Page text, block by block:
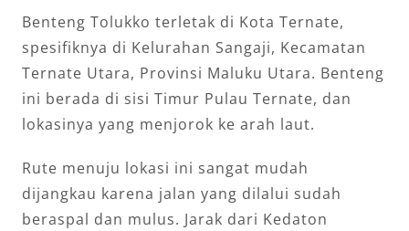
Benteng Tolukko terletak di Kota Ternate,
spesifiknya di Kelurahan Sangaji, Kecamatan
Ternate Utara, Provinsi Maluku Utara. Benteng
ini berada di sisi Timur Pulau Ternate, dan
lokasinya yang menjorok ke arah laut.
Rute menuju lokasi ini sangat mudah
dijangkau karena jalan yang dilalui sudah
beraspal dan mulus. Jarak dari Kedaton